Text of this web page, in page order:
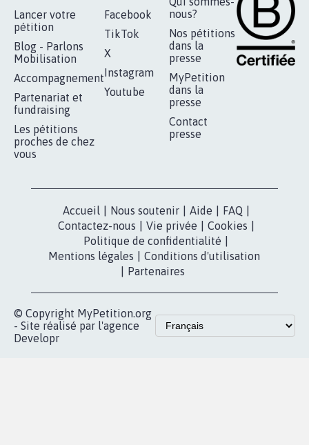
Lancer votre
pétition
Blog - Parlons
Mobilisation
Accompagnement
Partenariat et
fundraising
Les pétitions
proches de chez
vous
Facebook
TikTok
X
Instagram
Youtube
nous?
Nos pétitions
dans la
presse
MyPetition
dans la
presse
Contact
presse
Accueil Nous soutenir Aide FAQ
Contactez-nous
Vie privée Cookies
Politique de confidentialité
Mentions légales
Conditions d'utilisation
Partenaires
© Copyright MyPetition.org
- Site réalisé par l'agence
Developr